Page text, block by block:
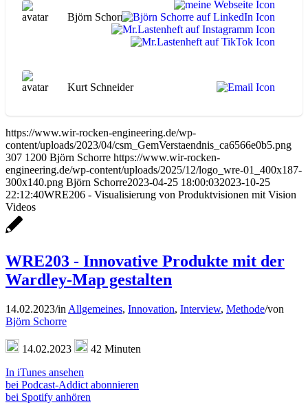
Björn Schorre
Kurt Schneider
https://www.wir-rocken-engineering.de/wp-
content/uploads/2023/04/csm_GemVerstaendnis_ca6566e0b5.png
307 1200 Björn Schorre https://www.wir-rocken-
engineering.de/wp-content/uploads/2025/12/logo_wre-01_400x187-
300x140.png Björn Schorre2023-04-25 18:00:032023-10-25
22:12:40WRE206 - Visualisierung von Produktvisionen mit Vision
Videos
WRE203 - Innovative Produkte mit der
Wardley-Map gestalten
14.02.2023/in Allgemeines, Innovation, Interview, Methode/von
Björn Schorre
14.02.2023
42 Minuten
In iTunes ansehen
bei Podcast-Addict abonnieren
bei Spotify anhören